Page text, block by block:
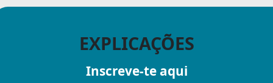
EXPLICAÇÕES
Inscreve-te aqui